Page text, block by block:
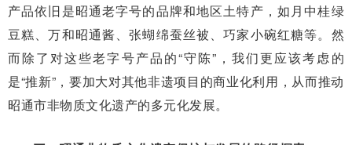
产品依旧是昭通老字号的品牌和地区土特产，如月中桂绿
豆糕、万和昭通酱、张蝴绵蚕丝被、巧家小碗红糖等。然
而除了对这些老字号产品的“守陈”，我们更应该考虑的
是“推新”，要加大对其他非遗项目的商业化利用，从而推动
昭通市非物质文化遗产的多元化发展。